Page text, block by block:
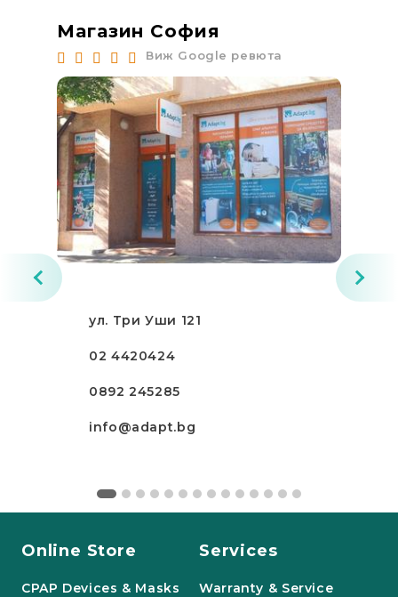
Магазин София
Виж Google ревюта
ул. Три Уши 121
02 4420424
0892 245285
info@adapt.bg
Online Store
CPAP Devices & Masks
Services
Warranty & Service